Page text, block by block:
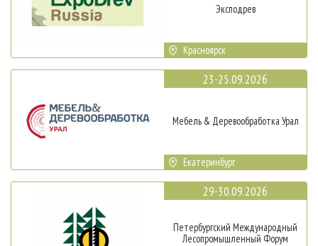
Эксподрев
Красноярск
23-25.09.2026
Мебель & Деревообработка Урал
Екатеринбург
29-30.09.2026
Петербургский Международный
Лесопромышленный Форум